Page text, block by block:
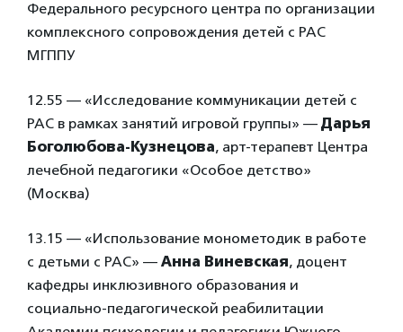
Федерального ресурсного центра по организации
комплексного сопровождения детей с РАС
МГППУ
12.55 — «Исследование коммуникации детей с
РАС в рамках занятий игровой группы» — Дарья
Боголюбова-Кузнецова, арт-терапевт Центра
лечебной педагогики «Особое детство»
(Москва)
13.15 — «Использование монометодик в работе
с детьми с РАС» — Анна Виневская, доцент
кафедры инклюзивного образования и
социально-педагогической реабилитации